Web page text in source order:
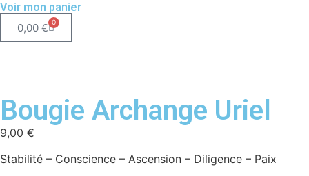
Voir mon panier
0,00 € 0
Bougie Archange Uriel
9,00 €
Stabilité – Conscience – Ascension – Diligence – Paix